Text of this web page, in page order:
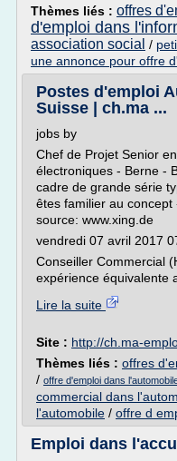
Thèmes liés : offres
d'emploi dans
association social /
une annonce pour offre
Postes d'emploi
Suisse | ch.ma ...
jobs by
Chef de Projet Senior
électroniques - Berne -
cadre de grande série
êtes familier au concept
source: www.xing.de
vendredi 07 avril 2017
Conseiller Commercial
expérience équivalente
Lire la suite
Site : http://ch.ma-
Thèmes liés : offres
/ offre d'emploi dans
commercial dans
l'automobile / offre d
Emploi dans